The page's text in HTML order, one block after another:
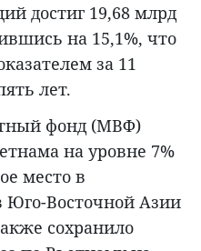
достиг 19,68 млрд
на 15,1%, что
за 11
лет.
фонд (МВФ)
на уровне 7%
место в
Юго-Восточной Азии
сохранило